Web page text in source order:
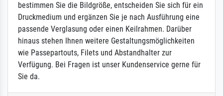
bestimmen Sie die Bildgröße, entscheiden Sie sich für ein
Druckmedium und ergänzen Sie je nach Ausführung eine
passende Verglasung oder einen Keilrahmen. Darüber
hinaus stehen Ihnen weitere Gestaltungsmöglichkeiten
wie Passepartouts, Filets und Abstandhalter zur
Verfügung. Bei Fragen ist unser Kundenservice gerne für
Sie da.